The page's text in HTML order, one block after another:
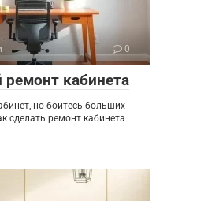
0
кабинета
но боитесь больших
сделать ремонт кабинета